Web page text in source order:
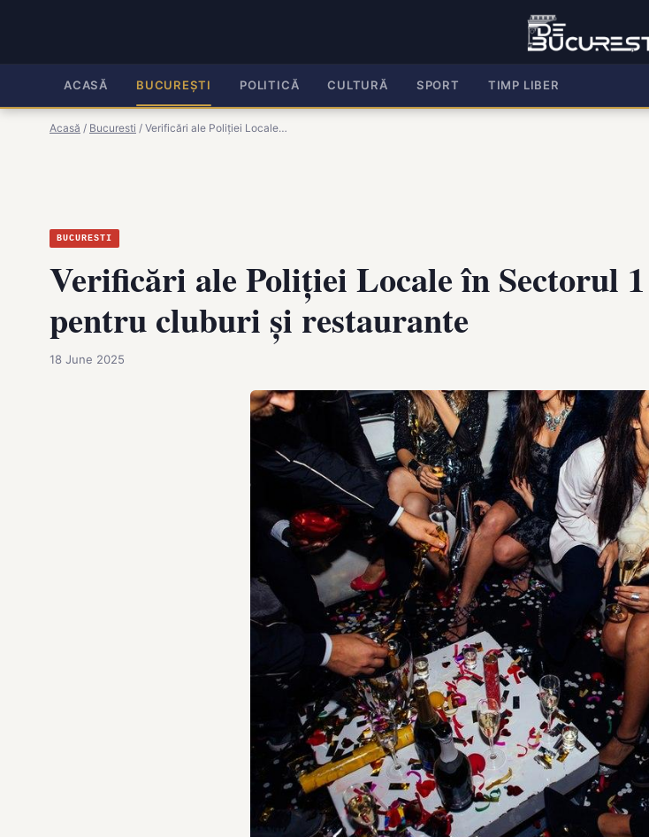
ACASĂ BUCUREȘTI POLITICĂ CULTURĂ SPORT TIMP LIBER
Acasă / Bucuresti / Verificări ale Poliției Locale…
BUCURESTI
Verificări ale Poliției Locale în Sectorul
pentru cluburi și restaurante
18 June 2025